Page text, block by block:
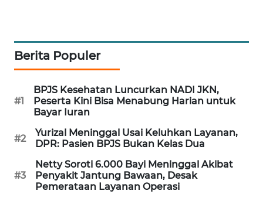
Berita Populer
#1
BPJS Kesehatan Luncurkan NADI JKN,
Peserta Kini Bisa Menabung Harian untuk
Bayar Iuran
#2
Yurizal Meninggal Usai Keluhkan Layanan,
DPR: Pasien BPJS Bukan Kelas Dua
#3
Netty Soroti 6.000 Bayi Meninggal Akibat
Penyakit Jantung Bawaan, Desak
Pemerataan Layanan Operasi
WAHANANEWS
CO ID
WAHANANEWS
NET
WAHANA
WAHANA